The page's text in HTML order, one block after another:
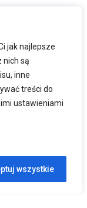
jak najlepsze
nich są
inne
treści do
ustawieniami
wszystkie